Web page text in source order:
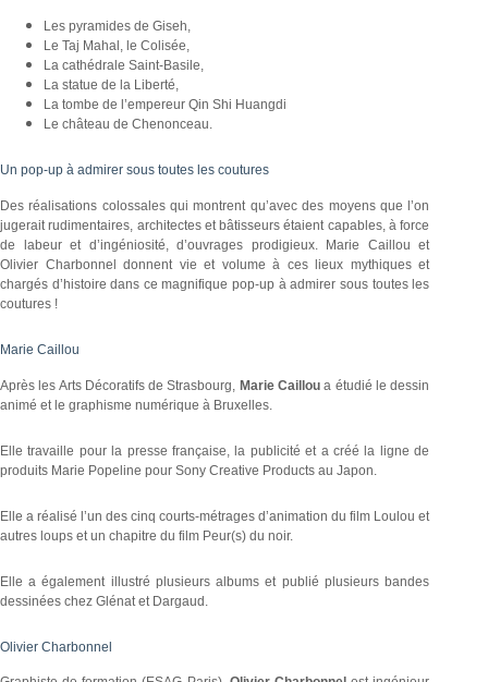
Les pyramides de Giseh,
Le Taj Mahal, le Colisée,
La cathédrale Saint-Basile,
La statue de la Liberté,
La tombe de l’empereur Qin Shi Huangdi
Le château de Chenonceau.
Un pop-up à admirer sous toutes les coutures
Des réalisations colossales qui montrent qu’avec des moyens que l’on
jugerait rudimentaires, architectes et bâtisseurs étaient capables, à force
de labeur et d’ingéniosité, d’ouvrages prodigieux. Marie Caillou et
Olivier Charbonnel donnent vie et volume à ces lieux mythiques et
chargés d’histoire dans ce magnifique pop-up à admirer sous toutes les
coutures !
Marie Caillou
Après les Arts Décoratifs de Strasbourg, Marie Caillou a étudié le dessin
animé et le graphisme numérique à Bruxelles.
Elle travaille pour la presse française, la publicité et a créé la ligne de
produits Marie Popeline pour Sony Creative Products au Japon.
Elle a réalisé l’un des cinq courts-métrages d’animation du film Loulou et
autres loups et un chapitre du film Peur(s) du noir.
Elle a également illustré plusieurs albums et publié plusieurs bandes
dessinées chez Glénat et Dargaud.
Olivier Charbonnel